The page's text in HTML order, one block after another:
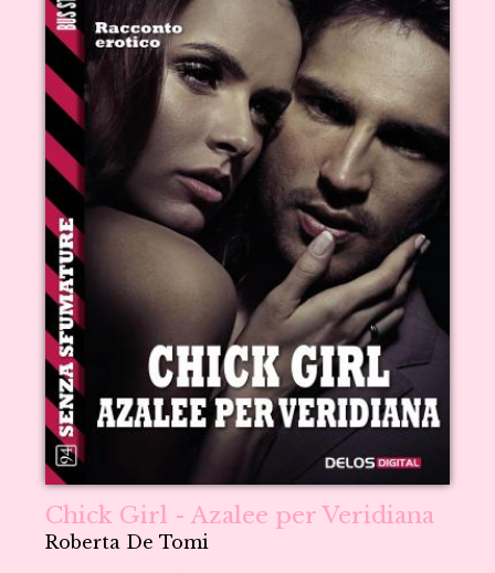
Chick Girl - Azalee per Veridiana
Roberta De Tomi